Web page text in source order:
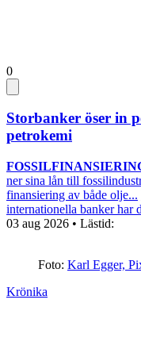
0
Storbanker öser in
petrokemi
ner sina lån till
finansiering av både olje...
internationella banker har
03 aug 2026 • Lästid:
Foto: Karl Egger,
Krönika